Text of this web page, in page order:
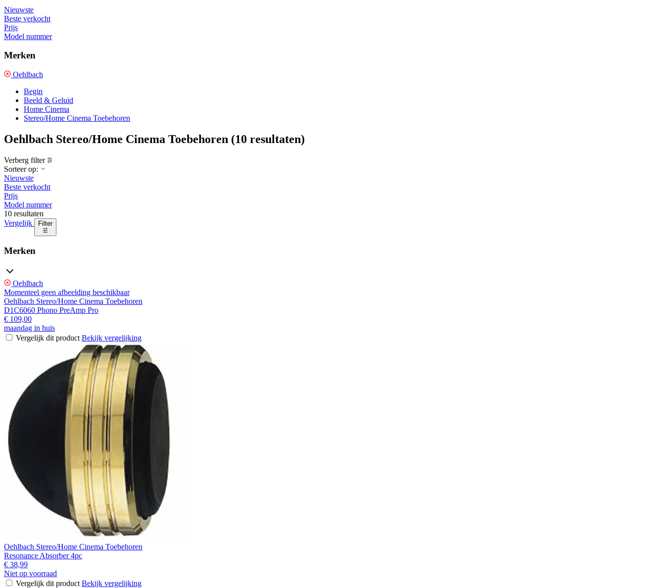
Nieuwste
Beste verkocht
Prijs
Model nummer
Merken
Oehlbach
Begin
Beeld & Geluid
Home Cinema
Stereo/Home Cinema Toebehoren
Oehlbach Stereo/Home Cinema Toebehoren (10 resultaten)
Verberg filter
Sorteer op:
Nieuwste
Beste verkocht
Prijs
Model nummer
10 resultaten
Vergelijk
Filter
Merken
Oehlbach
Momenteel geen afbeelding beschikbaar
Oehlbach Stereo/Home Cinema Toebehoren
D1C6060 Phono PreAmp Pro
€ 109,00
maandag in huis
Vergelijk dit product Bekijk vergelijking
Oehlbach Stereo/Home Cinema Toebehoren
Resonance Absorber 4pc
€ 38,99
Niet op voorraad
Vergelijk dit product Bekijk vergelijking